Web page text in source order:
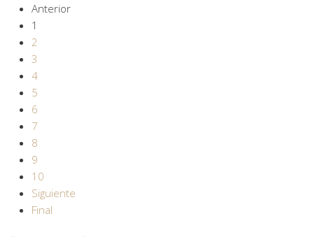
Anterior
1
2
3
4
5
6
7
8
9
10
Siguiente
Final